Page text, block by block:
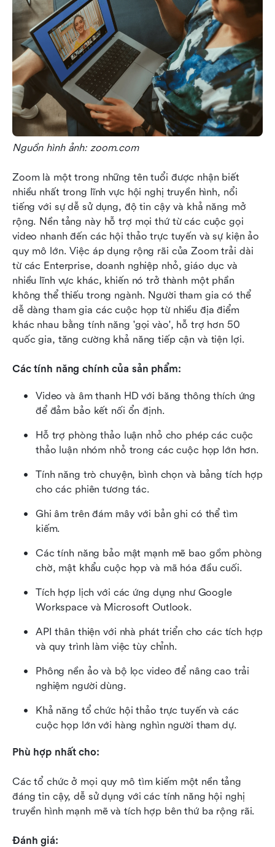
Nguồn hình ảnh: zoom.com
Zoom là một trong những tên tuổi được nhận biết
nhiều nhất trong lĩnh vực hội nghị truyền hình, nổi
tiếng với sự dễ sử dụng, độ tin cậy và khả năng mở
rộng. Nền tảng này hỗ trợ mọi thứ từ các cuộc gọi
video nhanh đến các hội thảo trực tuyến và sự kiện ảo
quy mô lớn. Việc áp dụng rộng rãi của Zoom trải dài
từ các Enterprise, doanh nghiệp nhỏ, giáo dục và
nhiều lĩnh vực khác, khiến nó trở thành một phần
không thể thiếu trong ngành. Người tham gia có thể
dễ dàng tham gia các cuộc họp từ nhiều địa điểm
khác nhau bằng tính năng 'gọi vào', hỗ trợ hơn 50
quốc gia, tăng cường khả năng tiếp cận và tiện lợi.
Các tính năng chính của sản phẩm:
Video và âm thanh HD với băng thông thích ứng
để đảm bảo kết nối ổn định.
Hỗ trợ phòng thảo luận nhỏ cho phép các cuộc
thảo luận nhóm nhỏ trong các cuộc họp lớn hơn.
Tính năng trò chuyện, bình chọn và bảng tích hợp
cho các phiên tương tác.
Ghi âm trên đám mây với bản ghi có thể tìm
kiếm.
Các tính năng bảo mật mạnh mẽ bao gồm phòng
chờ, mật khẩu cuộc họp và mã hóa đầu cuối.
Tích hợp lịch với các ứng dụng như Google
Workspace và Microsoft Outlook.
API thân thiện với nhà phát triển cho các tích hợp
và quy trình làm việc tùy chỉnh.
Phông nền ảo và bộ lọc video để nâng cao trải
nghiệm người dùng.
Khả năng tổ chức hội thảo trực tuyến và các
cuộc họp lớn với hàng nghìn người tham dự.
Phù hợp nhất cho:
Các tổ chức ở mọi quy mô tìm kiếm một nền tảng
đáng tin cậy, dễ sử dụng với các tính năng hội nghị
truyền hình mạnh mẽ và tích hợp bên thứ ba rộng rãi.
Đánh giá: